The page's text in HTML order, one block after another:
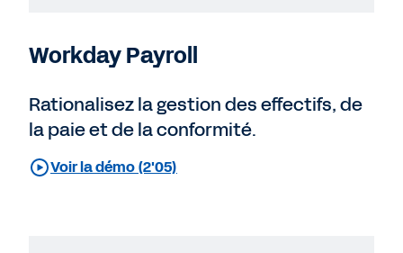
Workday Payroll
Rationalisez la gestion des effectifs, de
la paie et de la conformité.
Voir la démo (2'05)